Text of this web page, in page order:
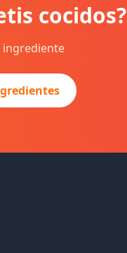
cocidos?
ingrediente